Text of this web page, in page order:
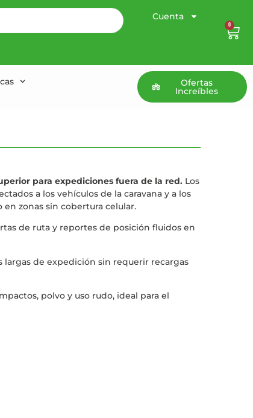
Cuenta
0
Ofertas
Increíbles
para expediciones fuera de la red.Los
a los vehículos de la caravana y a los
zonas sin cobertura celular.
de ruta y reportes de posición fluidos en
largas de expedición sin requerir recargas
polvo y uso rudo, ideal para el